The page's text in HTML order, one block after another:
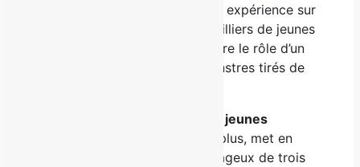
a mis en ligne une expérience sur
, où des milliers de jeunes
du monde entier peuvent prendre le rôle d’un
superbébé et affronter des monstres tirés de
Une série audacieuse pour les jeunes
La série, destinée aux 7 ans et plus, met en
vedette Guiby, un bambin courageux de trois